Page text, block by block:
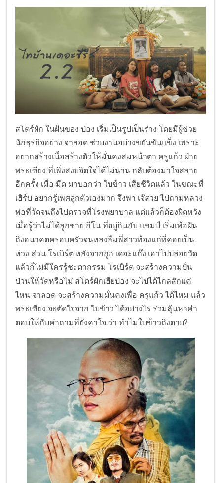
สโตร์ผัก ในฝันของ ป่อง เริ่มเป็นรูปเป็นร่าง โดยมีผู้ช่วย
นักธุรกิจอย่าง จาลอด ช่วยงานอย่างขยันขันแข็ง เพราะ
อยากสร้างเนื้อสร้างตัวให้มั่นคงสมหน้าตา ครูแก้ว ฝ่าย
พระเซียง ที่เพิ่งสงบจิตใจได้ไม่นาน กลับต้องมาใจสลาย
อีกครั้ง เมื่อ มืด มาบอกว่า ใบข้าว เสียชีวิตแล้ว ในขณะที่
เฮิร์บ อยากรู้เพศลูกตัวเองมาก จึงพา เจ๊สวย ไปถามหลวง
พ่อที่วัดจนถึงไปตรวจที่โรงพยาบาล แต่แล้วก็ต้องผิดหวัง
เมื่อรู้ว่าไม่ได้ลูกชาย กีโน ที่อยู่กินกับ แชมป์ เริ่มเพ้อฝัน
ถึงอนาคตครอบครัวจนหลงลืมพี่สาวท้องแก่ที่คอยเป็น
ห่วง ส่วน โรเบิร์ต หลังจากถูก เดอะแก๊ง เอาไปปล่อยวัด
แล้วก็ไม่มีใครรู้ชะตากรรม โรเบิร์ต จะสร้างความปั่น
ป่วนให้วัดหรือไม่ สโตร์ผักเฮียป่อง จะไปได้ไกลสักแค่
ไหน จาลอด จะสร้างความมั่นคงเพื่อ ครูแก้ว ได้ไหม แล้ว
พระเซียง จะตัดใจจาก ใบข้าว ได้อย่างไร ร่วมลุ้นหาคำ
ตอบให้กับคำถามที่ยังคาใจ ว่า ทำไมใบข้าวถึงตาย?